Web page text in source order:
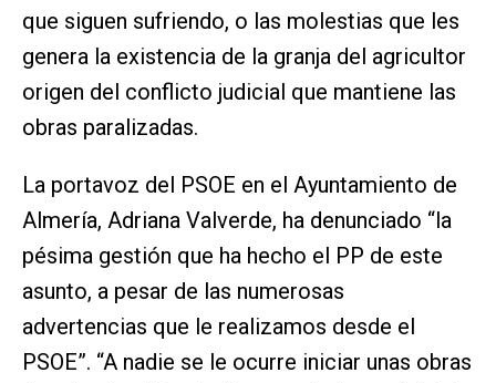
que siguen sufriendo, o las molestias que les
genera la existencia de la granja del agricultor
origen del conflicto judicial que mantiene las
obras paralizadas.
La portavoz del PSOE en el Ayuntamiento de
Almería, Adriana Valverde, ha denunciado “la
pésima gestión que ha hecho el PP de este
asunto, a pesar de las numerosas
advertencias que le realizamos desde el
PSOE”. “A nadie se le ocurre iniciar unas obras